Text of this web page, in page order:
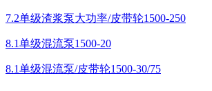
7.2单级渣浆泵大功率/皮带轮1500-250
8.1单级混流泵1500-20
8.1单级混流泵/皮带轮1500-30/75